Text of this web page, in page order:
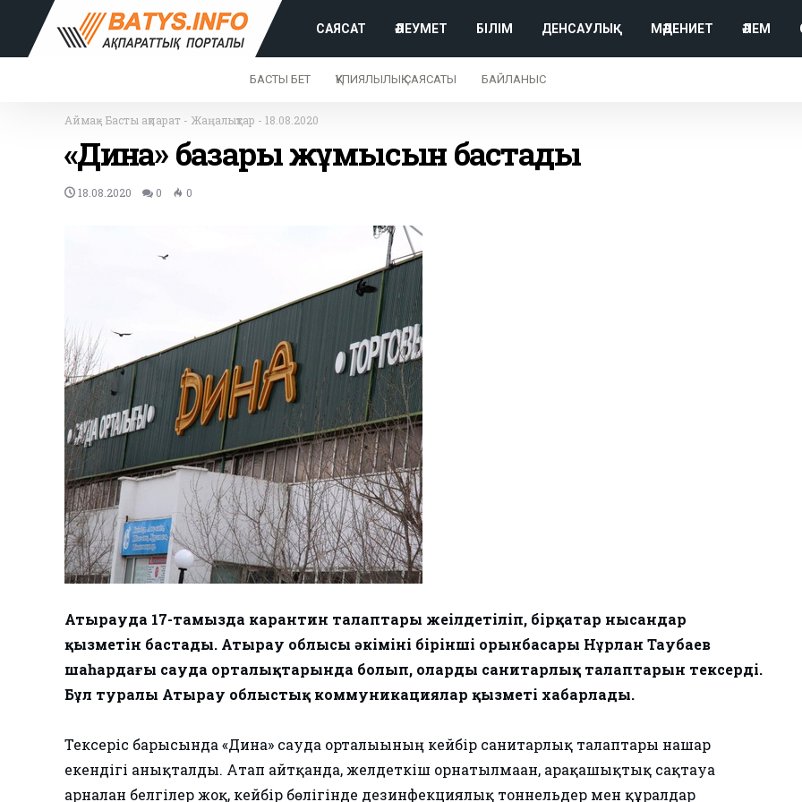
САЯСАТ ӘЛЕУМЕТ БІЛІМ ДЕНСАУЛЫҚ МӘДЕНИЕТ ӘЛЕМ
БАСТЫ БЕТ ҚҰПИЯЛЫЛЫҚ САЯСАТЫ БАЙЛАНЫС
Аймақ- Басты ақпарат - Жаңалықтар - 18.08.2020
«Дина» базары жұмысын бастады
18.08.2020 0 0
Атырауда 17-тамызда карантин талаптары жеңілдетіліп, бірқатар нысандар
қызметін бастады. Атырау облысы әкімінің бірінші орынбасары Нұрлан Таубаев
шаһардағы сауда орталықтарында болып, олардың санитарлық талаптарын тексерді.
Бұл туралы Атырау облыстық коммуникациялар қызметі хабарлады.
Тексеріс барысында «Дина» сауда орталығының кейбір санитарлық талаптары нашар
екендігі анықталды. Атап айтқанда, желдеткіш орнатылмаған, арақашықтық сақтауға
арналған белгілер жоқ, кейбір бөлігінде дезинфекциялық тоннельдер мен құралдар